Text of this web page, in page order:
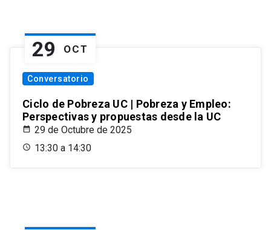
29 OCT
Conversatorio
Ciclo de Pobreza UC | Pobreza y Empleo:
Perspectivas y propuestas desde la UC
29 de Octubre de 2025
13:30 a 14:30